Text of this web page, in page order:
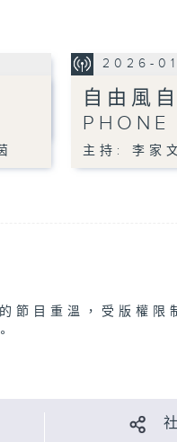
2026-
自由風
PHONE
主持: 李家
節目重溫，受版權限